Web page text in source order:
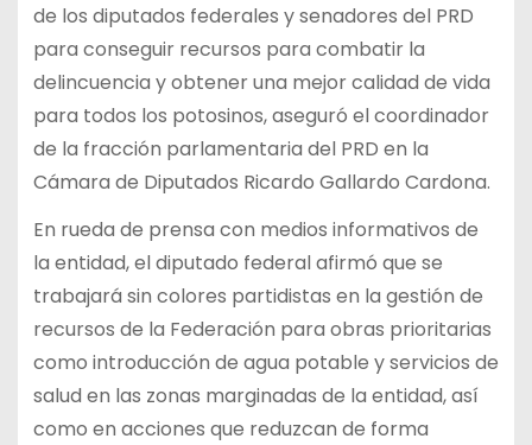
de los diputados federales y senadores del PRD
para conseguir recursos para combatir la
delincuencia y obtener una mejor calidad de vida
para todos los potosinos, aseguró el coordinador
de la fracción parlamentaria del PRD en la
Cámara de Diputados Ricardo Gallardo Cardona.
En rueda de prensa con medios informativos de
la entidad, el diputado federal afirmó que se
trabajará sin colores partidistas en la gestión de
recursos de la Federación para obras prioritarias
como introducción de agua potable y servicios de
salud en las zonas marginadas de la entidad, así
como en acciones que reduzcan de forma